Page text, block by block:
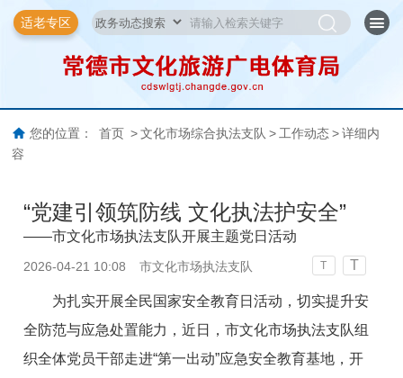
适老专区
您的位置： 首页 > 文化市场综合执法支队 > 工作动态 > 详细内
容
“党建引领筑防线 文化执法护安全”
——市文化市场执法支队开展主题党日活动
2026-04-21 10:08 市文化市场执法支队 T T
为扎实开展全民国家安全教育日活动，切实提升安
全防范与应急处置能力，近日，市文化市场执法支队组
织全体党员干部走进“第一出动”应急安全教育基地，开